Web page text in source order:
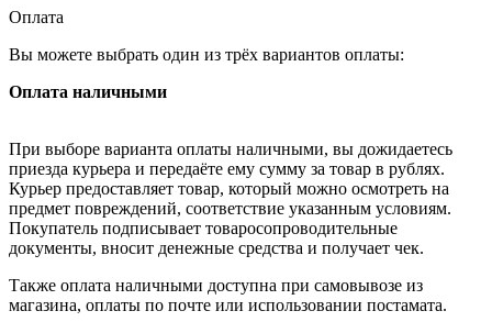
Оплата
Вы можете выбрать один из трёх вариантов оплаты:
Оплата наличными
При выборе варианта оплаты наличными, вы дожидаетесь
приезда курьера и передаёте ему сумму за товар в рублях.
Курьер предоставляет товар, который можно осмотреть на
предмет повреждений, соответствие указанным условиям.
Покупатель подписывает товаросопроводительные
документы, вносит денежные средства и получает чек.
Также оплата наличными доступна при самовывозе из
магазина, оплаты по почте или использовании постамата.